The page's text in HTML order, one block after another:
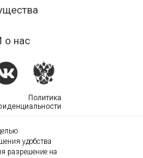
удобства
разрешение на
нас
Политика
решений,
защиту данных.
реестр российских